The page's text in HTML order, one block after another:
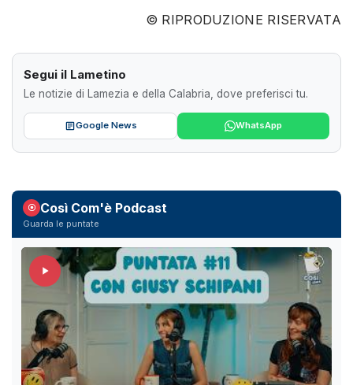
© RIPRODUZIONE RISERVATA
Segui il Lametino
Le notizie di Lamezia e della Calabria, dove preferisci tu.
Google News WhatsApp
Così Com'è Podcast
Guarda le puntate